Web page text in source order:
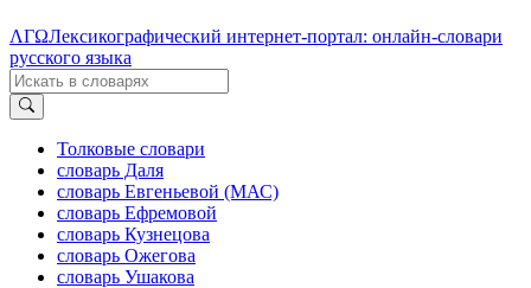
ΛΓΩЛексикографический интернет-портал: онлайн-словари
русского языка
Толковые словари
словарь Даля
словарь Евгеньевой (МАС)
словарь Ефремовой
словарь Кузнецова
словарь Ожегова
словарь Ушакова